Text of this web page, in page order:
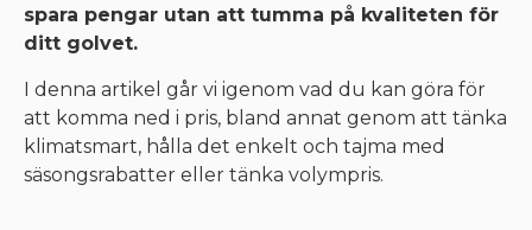
spara pengar utan att tumma på kvaliteten för
ditt golvet.
I denna artikel går vi igenom vad du kan göra för
att komma ned i pris, bland annat genom att tänka
klimatsmart, hålla det enkelt och tajma med
säsongsrabatter eller tänka volympris.